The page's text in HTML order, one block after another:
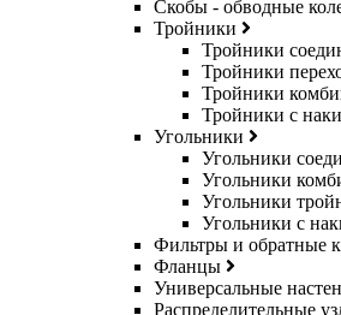
Скобы - обводные
Тройники
Тройники
Тройники
Тройники
Тройники с
Угольники
Угольники
Угольники
Угольники
Угольники с
Фильтры и обратные
Фланцы
Универсальные
Распределительные